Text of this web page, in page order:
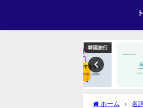
ホーム 名詞